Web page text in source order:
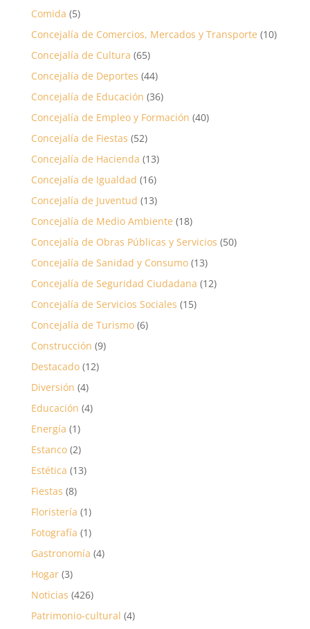
Comida (5)
Concejalía de Comercios, Mercados y Transporte (10)
Concejalía de Cultura (65)
Concejalía de Deportes (44)
Concejalía de Educación (36)
Concejalía de Empleo y Formación (40)
Concejalía de Fiestas (52)
Concejalía de Hacienda (13)
Concejalía de Igualdad (16)
Concejalía de Juventud (13)
Concejalía de Medio Ambiente (18)
Concejalía de Obras Públicas y Servicios (50)
Concejalía de Sanidad y Consumo(13)
Concejalía de Seguridad Ciudadana (12)
Concejalía de Servicios Sociales (15)
Concejalía de Turismo(6)
Construcción (9)
Destacado(12)
Diversión (4)
Educación (4)
Energía (1)
Estanco(2)
Estética (13)
Fiestas (8)
Floristería (1)
Fotografía (1)
Gastronomía (4)
Hogar(3)
Noticias (426)
Patrimonio-cultural (4)